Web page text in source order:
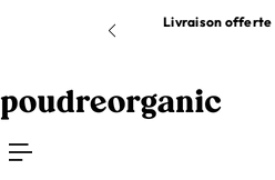
Livraison offerte